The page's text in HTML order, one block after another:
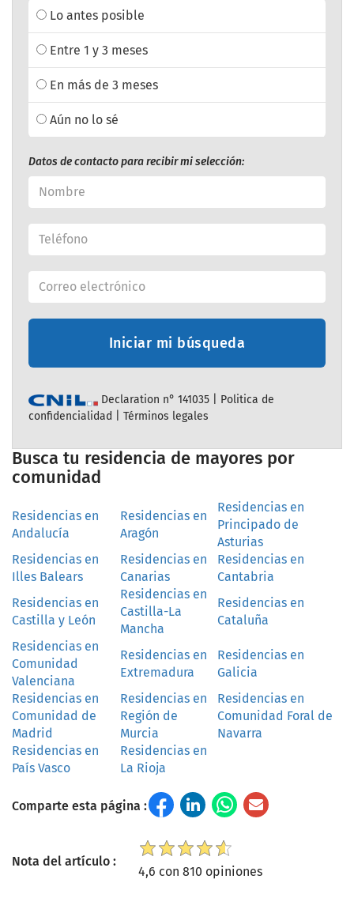
Lo antes posible
Entre 1 y 3 meses
En más de 3 meses
Aún no lo sé
Datos de contacto para recibir mi selección:
Iniciar mi búsqueda
Declaration n° 141035 | Politica de
confidencialidad
Términos legales
Busca tu residencia de mayores por
comunidad
Residencias en
Andalucía
Residencias en
Aragón
Residencias en
Principado de
Asturias
Residencias en
Illes Balears
Residencias en
Canarias
Residencias en
Cantabria
Residencias en
Castilla y León
Residencias en
Castilla-La
Mancha
Residencias en
Cataluña
Residencias en
Comunidad
Valenciana
Residencias en
Extremadura
Residencias en
Galicia
Residencias en
Comunidad de
Madrid
Residencias en
Región de
Murcia
Residencias en
Comunidad Foral de
Navarra
Residencias en
País Vasco
Residencias en
La Rioja
Comparte esta página :
Nota del artículo :
4,6 con 810 opiniones